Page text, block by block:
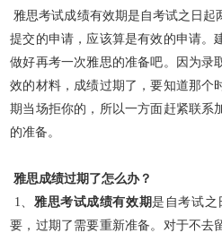
雅思考试成绩有效期是自考试之日
提交的申请，应该算是有效的申请。
做好再考一次雅思的准备吧。因为录
效的材料，成绩过期了，要知道那个
期当场拒你的，所以一方面赶紧联系
的准备。
雅思成绩过期了怎么办？
1、 雅思考试成绩有效期是自考试之
要，过期了需要重新准备。对于不去